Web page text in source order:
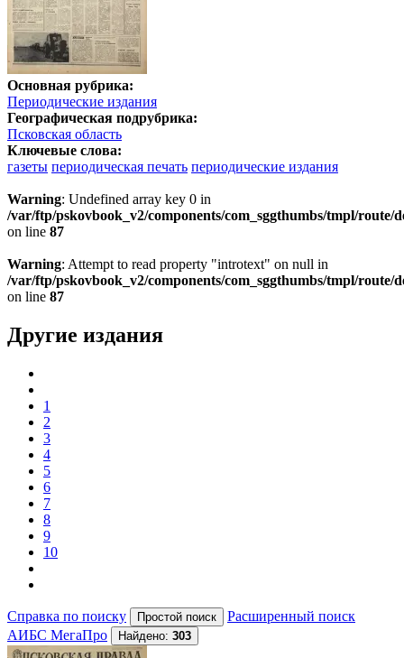
Основная рубрика:
Периодические издания
Географическая подрубрика:
Псковская область
Ключевые слова:
газеты периодическая печать периодические издания
Warning: Undefined array key 0 in
/var/ftp/pskovbook_v2/components/com_sggthumbs/tmpl/route/
on line 87
Warning: Attempt to read property "introtext" on null in
/var/ftp/pskovbook_v2/components/com_sggthumbs/tmpl/route/
on line 87
Другие издания
1
2
3
4
5
6
7
8
9
10
Справка по поиску
Расширенный поиск
АИБС МегаПро
Найдено: 303